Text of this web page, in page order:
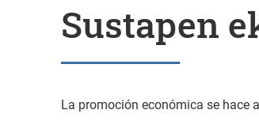
Sustapen
La promoción económica se hace